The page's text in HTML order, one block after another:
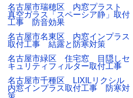
名古屋市瑞穂区 内窓プラスト
真空ガラス「スペーシア静」取付
工事 防音効果
名古屋市名東区 内窓インプラス
取付工事 結露と防寒対策
名古屋市緑区 住宅窓 目隠しセ
キュリティフィルター取付工事
名古屋市千種区 LIXILリクシル
内窓インプラス取付工事 防寒対
策